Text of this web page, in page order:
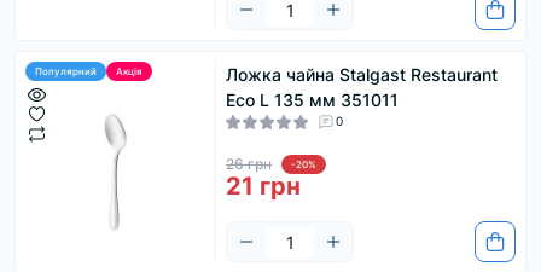
Популярний Акція
Ложка чайна Stalgast Restaurant
Eco L 135 мм 351011
0
26 грн -20%
21 грн